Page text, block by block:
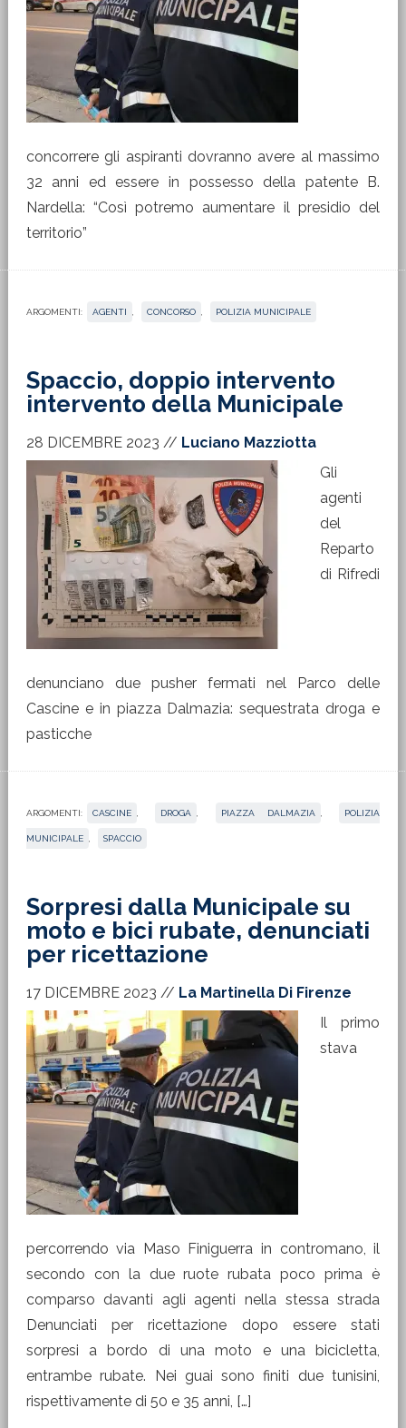
concorrere gli aspiranti dovranno avere al massimo
32 anni ed essere in possesso della patente B.
Nardella: “Così potremo aumentare il presidio del
territorio”
ARGOMENTI: AGENTI CONCORSO POLIZIA MUNICIPALE
Spaccio, doppio intervento
intervento della Municipale
28 DICEMBRE 2023 // Luciano Mazziotta
Gli
agenti
del
Reparto
di Rifredi
denunciano due pusher fermati nel Parco delle
Cascine e in piazza Dalmazia: sequestrata droga e
pasticche
ARGOMENTI: CASCINE DROGA PIAZZA DALMAZIA POLIZIA
MUNICIPALE SPACCIO
Sorpresi dalla Municipale su
moto e bici rubate, denunciati
per ricettazione
17 DICEMBRE 2023 // La Martinella Di Firenze
Il primo
stava
percorrendo via Maso Finiguerra in contromano, il
secondo con la due ruote rubata poco prima è
comparso davanti agli agenti nella stessa strada
Denunciati per ricettazione dopo essere stati
sorpresi a bordo di una moto e una bicicletta,
entrambe rubate. Nei guai sono finiti due tunisini,
rispettivamente di 50 e 35 anni, […]